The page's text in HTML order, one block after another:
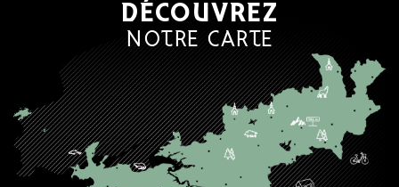
DÉCOUVREZ
NOTRE CARTE